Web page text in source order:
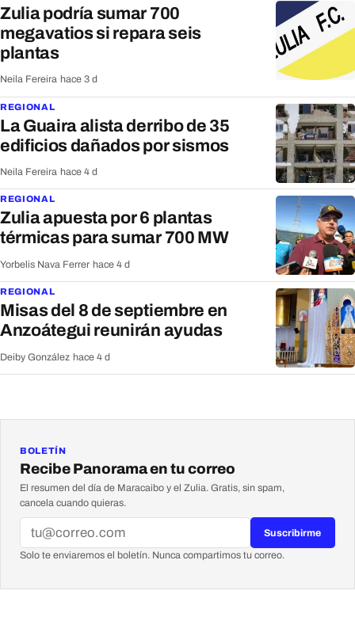
Zulia podría sumar 700
megavatios si repara seis
plantas
Neila Fereira hace 3 d
REGIONAL
La Guaira alista derribo de 35
edificios dañados por sismos
Neila Fereira hace 4 d
REGIONAL
Zulia apuesta por 6 plantas
térmicas para sumar 700 MW
Yorbelis Nava Ferrer hace 4 d
REGIONAL
Misas del 8 de septiembre en
Anzoátegui reunirán ayudas
Deiby González hace 4 d
BOLETÍN
Recibe Panorama en tu correo
El resumen del día de Maracaibo y el Zulia. Gratis, sin spam,
cancela cuando quieras.
Suscribirme
Solo te enviaremos el boletín. Nunca compartimos tu correo.